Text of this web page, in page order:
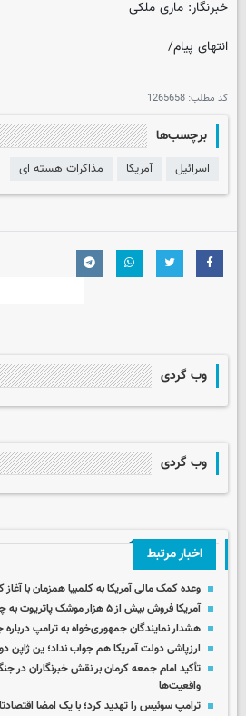
خبرنگار: ماری ملکی
انتهای پیام/
کد مطلب: 1265658
برچسب‌ها
اسرائیل آمریکا مذاکرات هسته ای
وب گردی
وب گردی
اخبار مرتبط
وعده کمک مالی آمریکا به کلمبیا همزمان با آغاز
آمریکا فروش بیش از ۵ هزار موشک پاتریوت به چند کشور عربی را تائید کرد
هشدار نمایندگان جمهوری‌خواه به ترامپ درباره
ارزپاشی دولت آمریکا هم جواب نداد؛ ین ژاپن
تأکید امام جمعه کرمان بر نقش خبرنگاران در
واقعیت‌ها
ترامپ سوئیس را تهدید کرد؛ با یک امضا